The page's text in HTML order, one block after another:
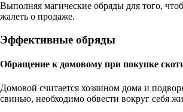
Выполняя магические обряды для того,
жалеть о продаже.
Эффективные обряды
Обращение к домовому при покупке
Домовой считается хозяином дома и
свинью, необходимо обвести вокруг себя